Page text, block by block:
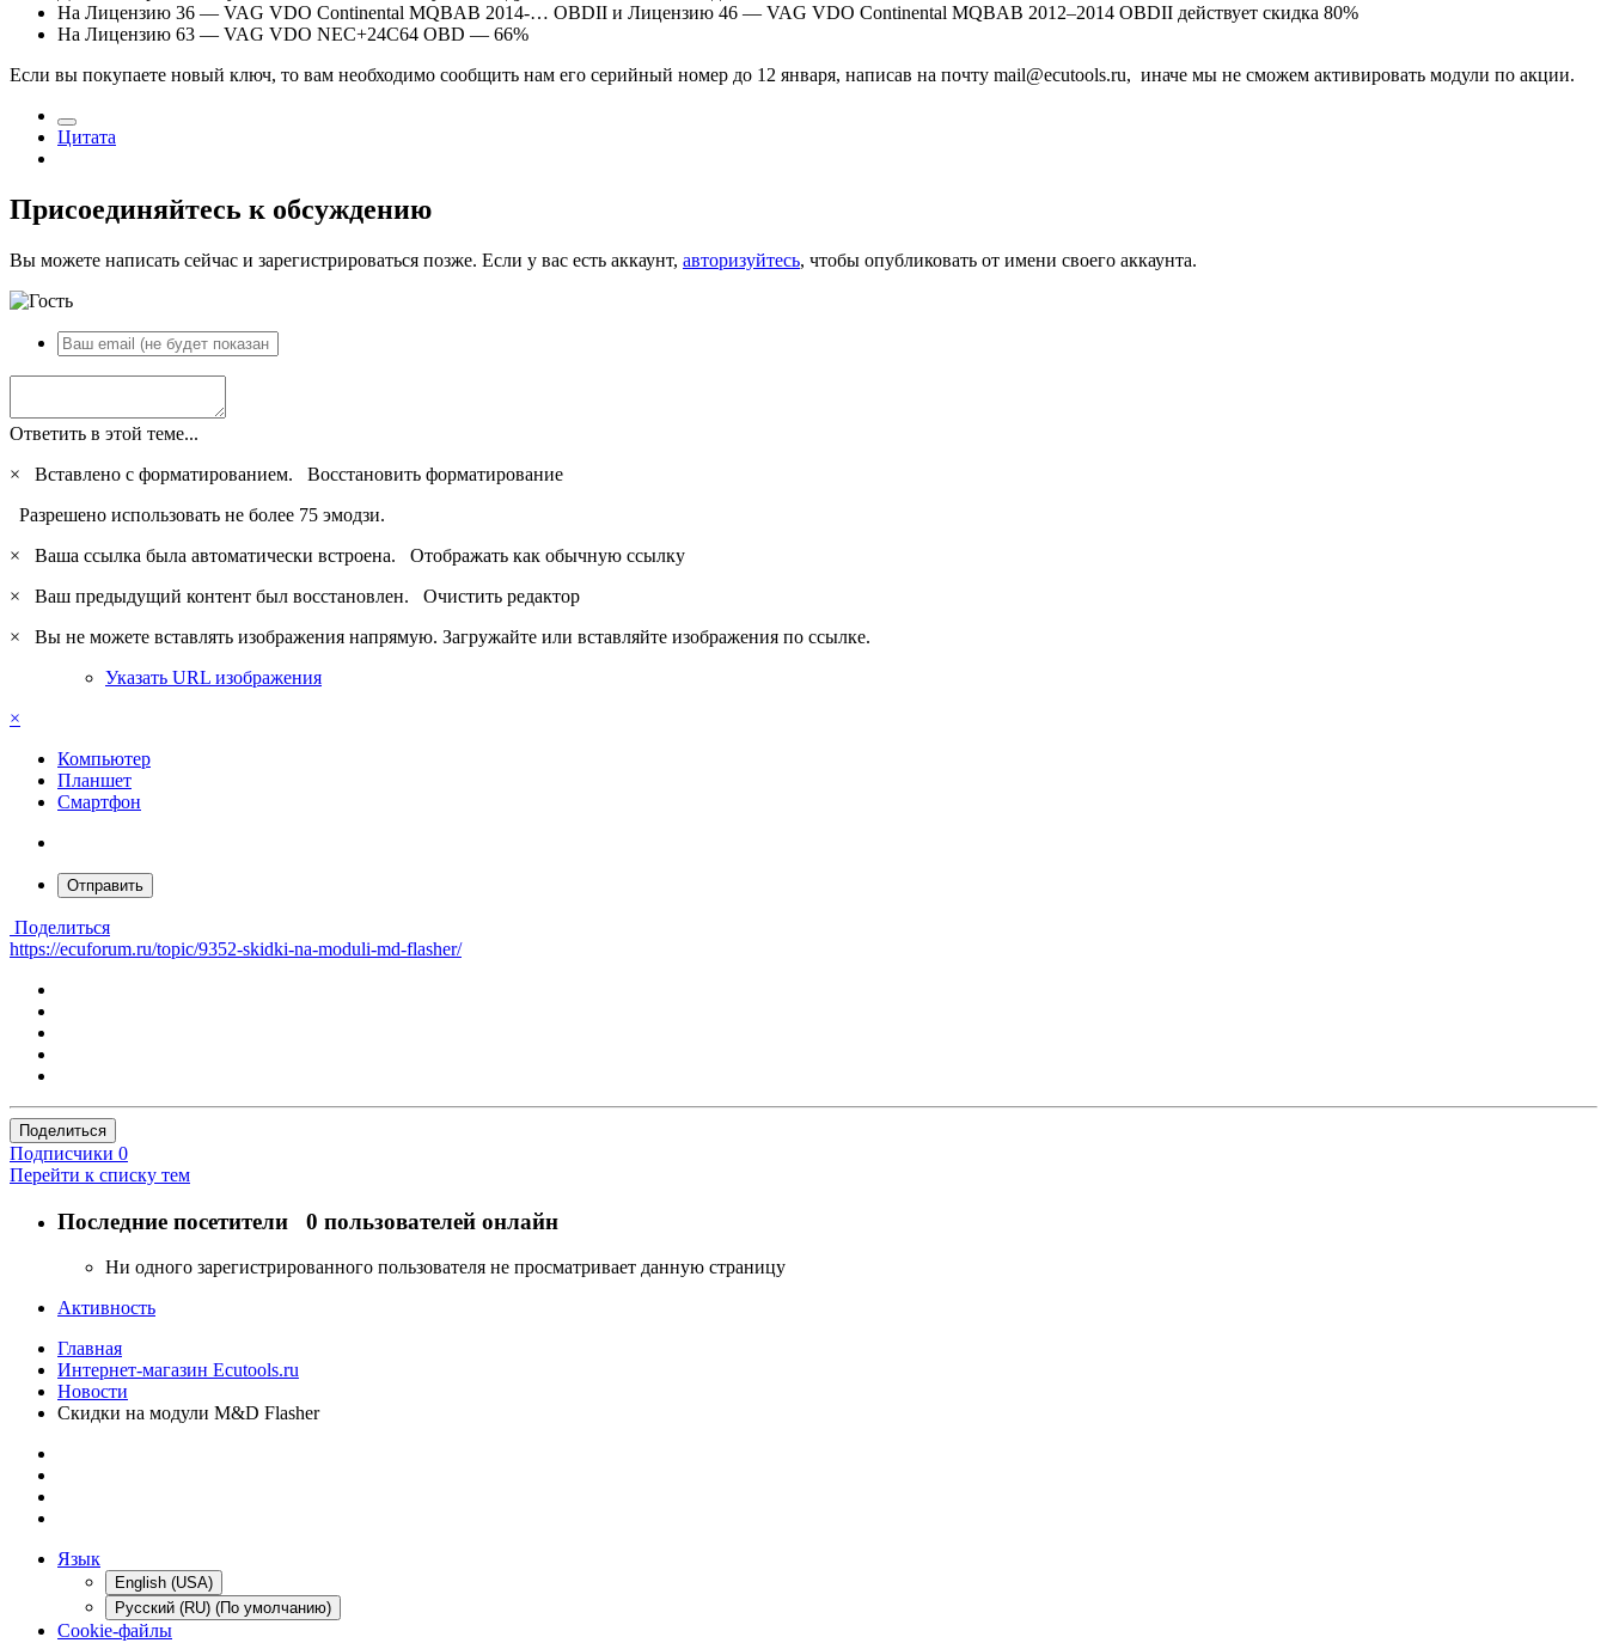
На Лицензию 36 — VAG VDO Continental MQBAB 2014-… OBDII и Лицензию 46 — VAG VDO Continental MQBAB 2012–2014 OBDII действует скидка 80%
На Лицензию 63 — VAG VDO NEC+24C64 OBD — 66%
Если вы покупаете новый ключ, то вам необходимо сообщить нам его серийный номер до 12 января, написав на почту mail@ecutools.ru, иначе мы не сможем активировать модули по акции.
Цитата
Присоединяйтесь к обсуждению
Вы можете написать сейчас и зарегистрироваться позже. Если у вас есть аккаунт, авторизуйтесь, чтобы опубликовать от имени своего аккаунта.
Ответить в этой теме...
×
Вставлено с форматированием. Восстановить форматирование
Разрешено использовать не более 75 эмодзи.
×
Ваша ссылка была автоматически встроена. Отображать как обычную ссылку
×
Ваш предыдущий контент был восстановлен. Очистить редактор
×
Вы не можете вставлять изображения напрямую. Загружайте или вставляйте изображения по ссылке.
Указать URL изображения
×
Компьютер
Планшет
Смартфон
Отправить
Поделиться
https://ecuforum.ru/topic/9352-skidki-na-moduli-md-flasher/
Поделиться
Подписчики 0
Перейти к списку тем
Последние посетители 0 пользователей онлайн
Ни одного зарегистрированного пользователя не просматривает данную страницу
Активность
Главная
Интернет-магазин Ecutools.ru
Новости
Скидки на модули M&D Flasher
Язык
English (USA)
Русский (RU) (По умолчанию)
Cookie-файлы